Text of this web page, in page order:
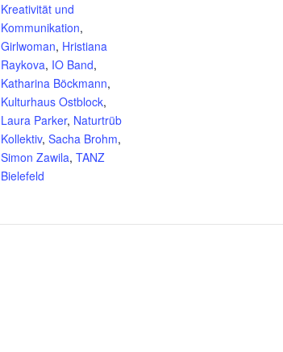
Kreativität und
Kommunikation,
Girlwoman, Hristiana
Raykova, IO Band,
Katharina Böckmann,
Kulturhaus Ostblock,
Laura Parker, Naturtrüb
Kollektiv, Sacha Brohm,
Simon Zawila, TANZ
Bielefeld